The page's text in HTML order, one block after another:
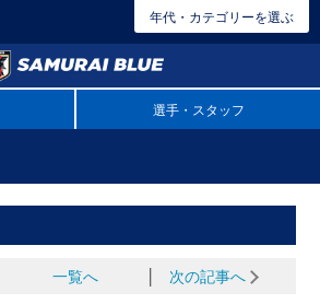
年代・カテゴリーを選ぶ
選手・スタッフ
一覧へ 次の記事へ